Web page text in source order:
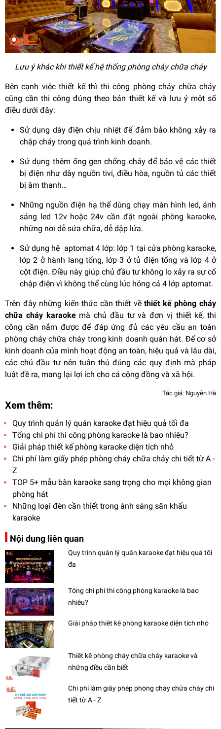
Lưu ý khác khi thiết kế hệ thống phòng cháy chữa cháy
Bên cạnh việc thiết kế thì thi công phòng cháy chữa cháy
cũng cần thi công đúng theo bản thiết kế và lưu ý một số
điều dưới đây:
Sử dụng dây điện chịu nhiệt để đảm bảo không xảy ra
chập cháy trong quá trình kinh doanh.
Sử dụng thêm ống gen chống cháy để bảo vệ các thiết
bị điện như dây nguồn tivi, điều hòa, nguồn tủ các thiết
bị âm thanh…
Những nguồn điện hạ thế dùng chạy màn hình led, ánh
sáng led 12v hoặc 24v cần đặt ngoài phòng karaoke,
những nơi dễ sửa chữa, dễ dập lửa.
Sử dụng hệ aptomat 4 lớp: lớp 1 tại cửa phòng karaoke,
lớp 2 ở hành lang tổng, lớp 3 ở tủ điện tổng và lớp 4 ở
cột điện. Điều này giúp chủ đầu tư không lo xảy ra sự cố
chập điện vì không thể cùng lúc hỏng cả 4 lớp aptomat.
Trên đây những kiến thức cần thiết vềthiết kế phòng cháy
chữa cháy karaokemà chủ đầu tư và đơn vị thiết kế, thi
công cần nắm được để đáp ứng đủ các yêu cầu an toàn
phòng cháy chữa cháy trong kinh doanh quán hát. Để cơ sở
kinh doanh của mình hoạt động an toàn, hiệu quả và lâu dài,
các chủ đầu tư nên tuân thủ đúng các quy định mà pháp
luật đề ra, mang lại lợi ích cho cả cộng đồng và xã hội.
Tác giả: Nguyễn Hà
Xem thêm:
Quy trình quản lý quán karaoke đạt hiệu quả tối đa
Tổng chi phí thi công phòng karaoke là bao nhiêu?
Giải pháp thiết kế phòng karaoke diện tích nhỏ
Chi phí làm giấy phép phòng cháy chữa cháy chi tiết từ A -
Z
TOP 5+ mẫu bàn karaoke sang trọng cho mọi không gian
phòng hát
Những loại đèn cần thiết trong ánh sáng sân khấu
karaoke
Nội dung liên quan
Quy trình quản lý quán karaoke đạt hiệu quả tối
đa
Tổng chi phí thi công phòng karaoke là bao
nhiêu?
Giải pháp thiết kế phòng karaoke diện tích nhỏ
Thiết kế phòng cháy chữa cháy karaoke và
những điều cần biết
Chi phí làm giấy phép phòng cháy chữa cháy chi
tiết từ A - Z